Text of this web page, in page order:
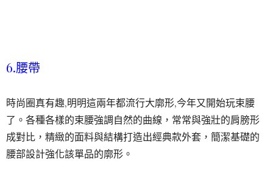
6.腰帶
時尚圈真有趣,明明這兩年都流行大廓形,今年又開始玩束腰
了。各種各樣的束腰強調自然的曲線，常常與強壯的肩膀形
成對比，精緻的面料與結構打造出經典款外套，簡潔基礎的
腰部設計強化該單品的廓形。